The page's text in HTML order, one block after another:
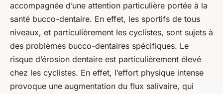
accompagnée d’une attention particulière portée à la
santé bucco-dentaire. En effet, les sportifs de tous
niveaux, et particulièrement les cyclistes, sont sujets à
des problèmes bucco-dentaires spécifiques. Le
risque d’érosion dentaire est particulièrement élevé
chez les cyclistes. En effet, l’effort physique intense
provoque une augmentation du flux salivaire, qui